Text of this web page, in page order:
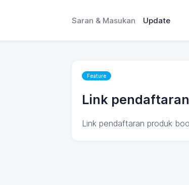
Saran & Masukan Update
Feature
Link
Link pendaftaran produk